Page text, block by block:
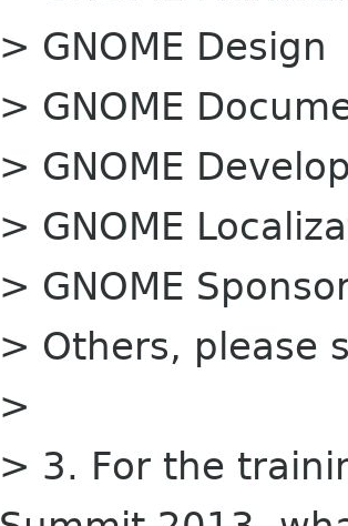
> GNOME Design
> GNOME
> GNOME
> GNOME
> GNOME
> Others, please
>
> 3. For the